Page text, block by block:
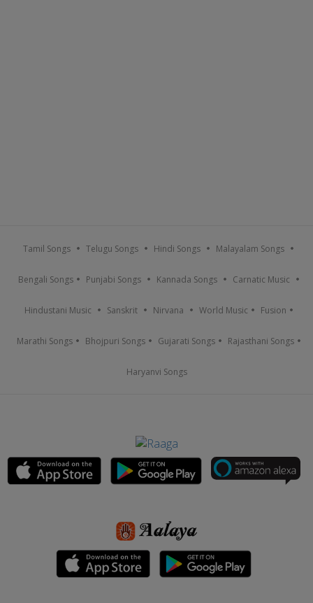
Tamil Songs Telugu Songs Hindi Songs Malayalam Songs
Bengali Songs Punjabi Songs Kannada Songs Carnatic Music
Hindustani Music Sanskrit Nirvana World Music Fusion
Marathi Songs Bhojpuri Songs Gujarati Songs Rajasthani Songs
Haryanvi Songs